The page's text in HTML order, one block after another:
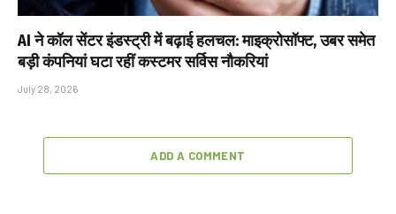
AI ने कॉल सेंटर इंडस्ट्री में बढ़ाई हलचल: माइक्रोसॉफ्ट, उबर समेत
बड़ी कंपनियां घटा रहीं कस्टमर सर्विस नौकरियां
July 28, 2026
ADD A COMMENT